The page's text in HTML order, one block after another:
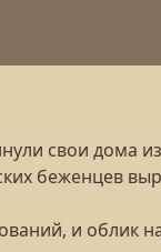
свои дома
беженцев
и облик